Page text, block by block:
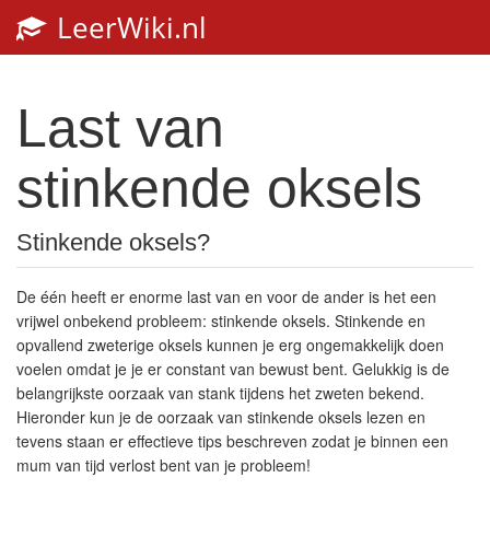
LeerWiki.nl
Last van
stinkende oksels
Stinkende oksels?
De één heeft er enorme last van en voor de ander is het een
vrijwel onbekend probleem: stinkende oksels. Stinkende en
opvallend zweterige oksels kunnen je erg ongemakkelijk doen
voelen omdat je je er constant van bewust bent. Gelukkig is de
belangrijkste oorzaak van stank tijdens het zweten bekend.
Hieronder kun je de oorzaak van stinkende oksels lezen en
tevens staan er effectieve tips beschreven zodat je binnen een
mum van tijd verlost bent van je probleem!